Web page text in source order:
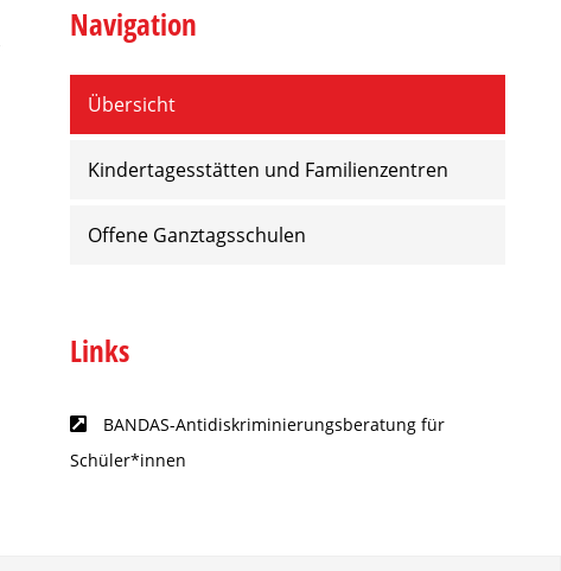
Navigation
Übersicht
Kindertagesstätten und Familienzentren
Offene Ganztagsschulen
Links
BANDAS-Antidiskriminierungsberatung für
Schüler*innen